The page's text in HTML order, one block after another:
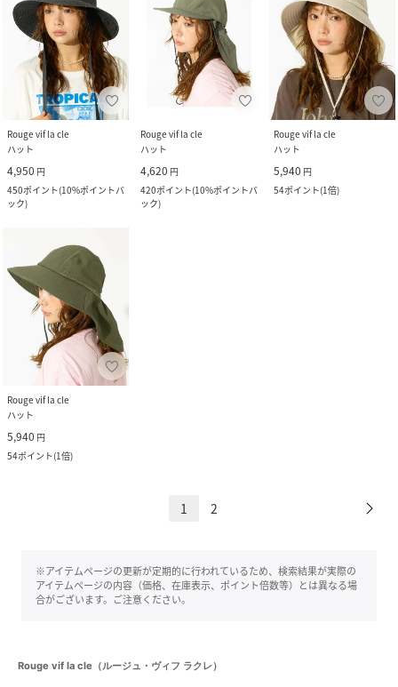
Rouge vif la cle
ハット
4,950 円
450ポイント(10%ポイントバ
ック)
Rouge vif la cle
ハット
4,620 円
420ポイント(10%ポイントバ
ック)
Rouge vif la cle
ハット
5,940 円
54ポイント(1倍)
Rouge vif la cle
ハット
5,940 円
54ポイント(1倍)
1 2
※アイテムページの更新が定期的に行われているため、検索結果が実際の
アイテムページの内容（価格、在庫表示、ポイント倍数等）とは異なる場
合がございます。ご注意ください。
Rouge vif la cle（ルージュ・ヴィフ ラクレ）